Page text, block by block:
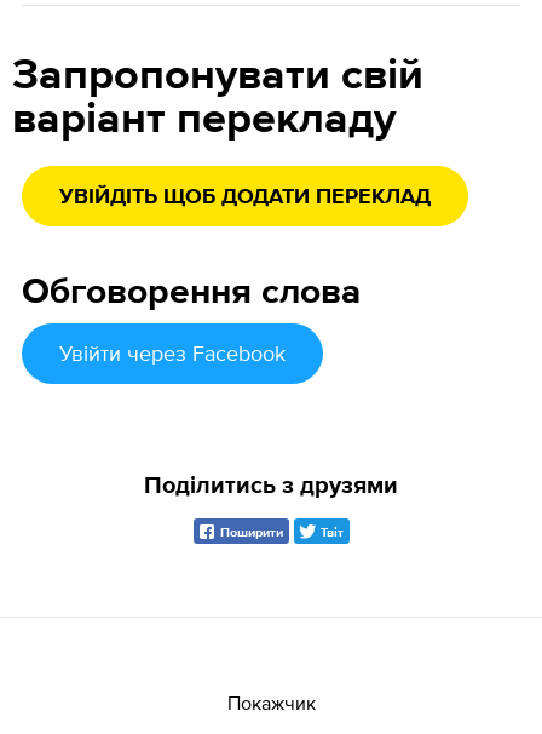
Запропонувати свій
варіант перекладу
УВІЙДІТЬ ЩОБ ДОДАТИ ПЕРЕКЛАД
Обговорення слова
Увійти через Facebook
Поділитись з друзями
Поширити Твіт
Покажчик